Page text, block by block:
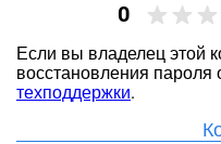
0
Если вы владелец этой
восстановления пароля
техподдержки.